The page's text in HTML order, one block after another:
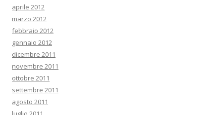
aprile 2012
marzo 2012
febbraio 2012
gennaio 2012
dicembre 2011
novembre 2011
ottobre 2011
settembre 2011
agosto 2011